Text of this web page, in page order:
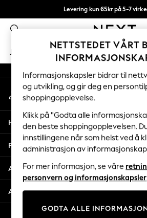
Levering kun 65kr på 5-7
Vi betaler alle tollavgifter
JENTER GUTTER BABY
GIRLS
New In
50 - 92cm
98 - 110cm
116 - 134cm
140 - 174cm
Trending: Top & Short Sets
Trending: Clogs
Toy Story
THE SET
Coats & Jackets
An error occurred on client
Våre sosiale
Min konto
Logg inn på kontoen din
Hjelp
Personvern & Juridisk
Avdelinger
Andre tjenester
NETTSTEDET VÅRT
Informasjonskapsler bidrar til
og utvikling, og gir deg en
shoppingopplevelse.
Klikk på "Godta alle
den beste shoppingopplevelsen.
innstillingene når som helst ved å
administrasjon av
For mer informasjon, se våre
personvern og informasjonskapsler
GODTA ALLE